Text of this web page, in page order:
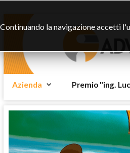
Azienda Premio "ing.
Continuando la navigazione accetti